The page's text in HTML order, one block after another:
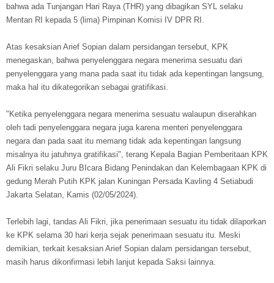
bahwa ada Tunjangan Hari Raya (THR) yang dibagikan SYL selaku
Mentan RI kepada 5 (lima) Pimpinan Komisi IV DPR RI.
Atas kesaksian Arief Sopian dalam persidangan tersebut, KPK
menegaskan, bahwa penyelenggara negara menerima sesuatu dari
penyelenggara yang mana pada saat itu tidak ada kepentingan langsung,
maka hal itu dikategorikan sebagai gratifikasi.
"Ketika penyelenggara negara menerima sesuatu walaupun diserahkan
oleh tadi penyelenggara negara juga karena menteri penyelenggara
negara dan pada saat itu memang tidak ada kepentingan langsung
misalnya itu jatuhnya gratifikasi", terang Kepala Bagian Pemberitaan KPK
Ali Fikri selaku Juru BIcara Bidang Penindakan dan Kelembagaan KPK di
gedung Merah Putih KPK jalan Kuningan Persada Kavling 4 Setiabudi
Jakarta Selatan, Kamis (02/05/2024).
Terlebih lagi, tandas Ali Fikri, jika penerimaan sesuatu itu tidak dilaporkan
ke KPK selama 30 hari kerja sejak penerimaan sesuatu itu. Meski
demikian, terkait kesaksian Arief Sopian dalam persidangan tersebut,
masih harus dikonfirmasi lebih lanjut kepada Saksi lainnya.